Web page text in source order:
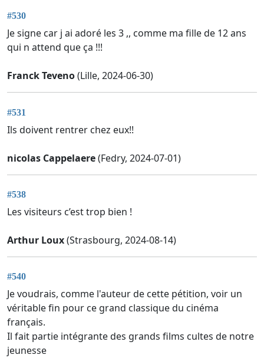
#530
Je signe car j ai adoré les 3 ,, comme ma fille de 12 ans
qui n attend que ça !!!
Franck Teveno(Lille, 2024-06-30)
#531
Ils doivent rentrer chez eux!!
nicolas Cappelaere(Fedry, 2024-07-01)
#538
Les visiteurs c’est trop bien !
Arthur Loux(Strasbourg, 2024-08-14)
#540
Je voudrais, comme l'auteur de cette pétition, voir un
véritable fin pour ce grand classique du cinéma
français.
Il fait partie intégrante des grands films cultes de notre
jeunesse